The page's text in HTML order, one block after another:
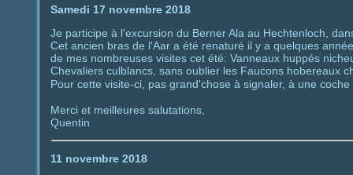
Samedi 17 novembre 2018
Je participe à l'excursion du Berner Ala au Hechtenloch,
Cet ancien bras de l'Aar a été renaturé il y a quelques
de mes nombreuses visites cet été: Vanneaux huppés
Chevaliers culblancs, sans oublier les Faucons hobereaux
Pour cette visite-ci, pas grand'chose à signaler, à une
Merci et meilleures salutations,
Quentin
11 novembre 2018